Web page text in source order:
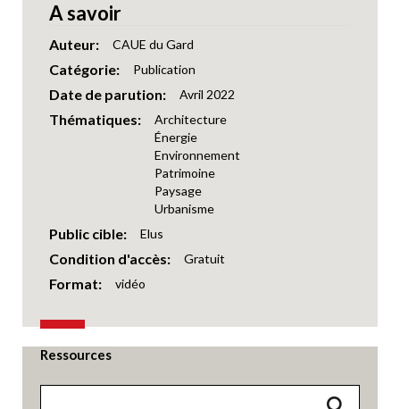
A savoir
Auteur CAUE du Gard
Catégorie Publication
Date de parution Avril 2022
Thématiques
Architecture
Énergie
Environnement
Patrimoine
Paysage
Urbanisme
Public cible Elus
Condition d'accès Gratuit
Format vidéo
Ressources